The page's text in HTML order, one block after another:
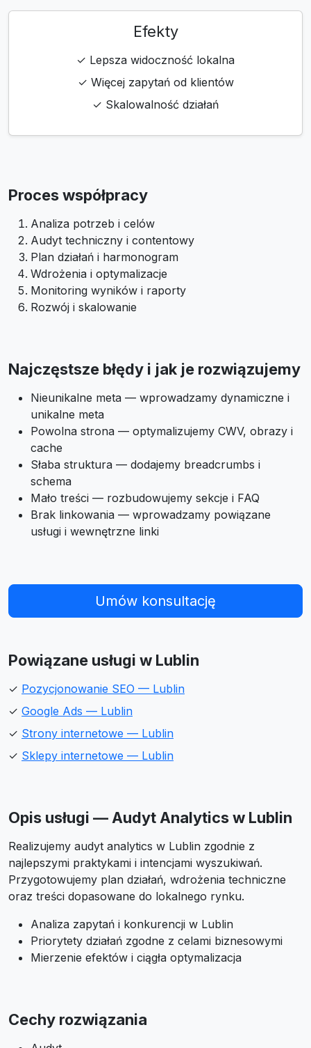
Efekty
✓ Lepsza widoczność lokalna
✓ Więcej zapytań od klientów
✓ Skalowalność działań
Proces współpracy
Analiza potrzeb i celów
Audyt techniczny i contentowy
Plan działań i harmonogram
Wdrożenia i optymalizacje
Monitoring wyników i raporty
Rozwój i skalowanie
Najczęstsze błędy i jak je rozwiązujemy
Nieunikalne meta — wprowadzamy dynamiczne i
unikalne meta
Powolna strona — optymalizujemy CWV, obrazy i
cache
Słaba struktura — dodajemy breadcrumbs i
schema
Mało treści — rozbudowujemy sekcje i FAQ
Brak linkowania — wprowadzamy powiązane
usługi i wewnętrzne linki
Umów konsultację
Powiązane usługi w Lublin
✓ Pozycjonowanie SEO — Lublin
✓ Google Ads — Lublin
✓ Strony internetowe — Lublin
✓ Sklepy internetowe — Lublin
Opis usługi — Audyt Analytics w Lublin
Realizujemy audyt analytics w Lublin zgodnie z
najlepszymi praktykami i intencjami wyszukiwań.
Przygotowujemy plan działań, wdrożenia techniczne
oraz treści dopasowane do lokalnego rynku.
Analiza zapytań i konkurencji w Lublin
Priorytety działań zgodne z celami biznesowymi
Mierzenie efektów i ciągła optymalizacja
Cechy rozwiązania